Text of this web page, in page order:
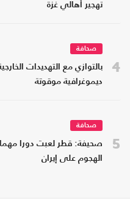
تهجير أهالي غزة
4
صحافة
بالتوازي مع التهديدات
ديموغرافية موقوتة
5
صحافة
صحيفة: قطر لعبت دورا
الهجوم على إيران